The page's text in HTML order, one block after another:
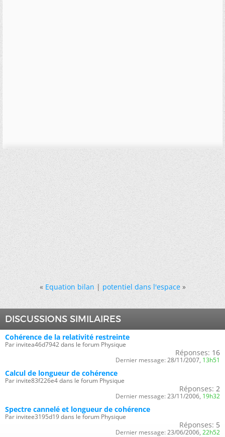
« Equation bilan|potentiel dans l'espace »
DISCUSSIONS SIMILAIRES
Cohérence de la relativité restreinte
Par invitea46d7942 dans le forum Physique
Réponses: 16
Dernier message: 28/11/2007, 13h51
Calcul de longueur de cohérence
Par invite83f226e4 dans le forum Physique
Réponses: 2
Dernier message: 23/11/2006, 19h32
Spectre cannelé et longueur de cohérence
Par invitee3195d19 dans le forum Physique
Réponses: 5
Dernier message: 23/06/2006, 22h52